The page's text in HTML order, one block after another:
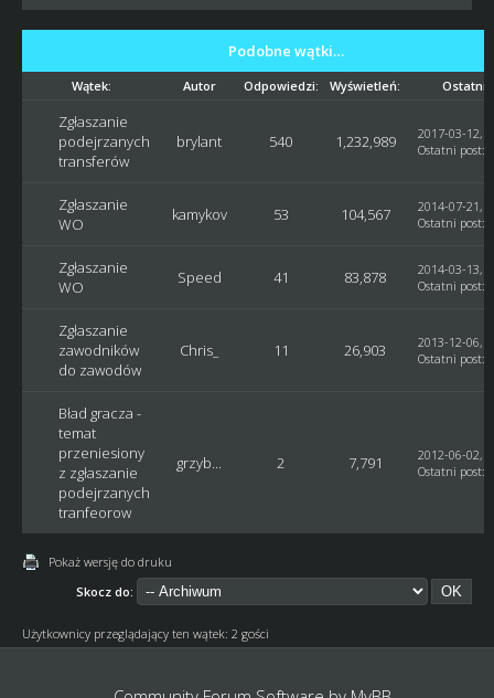
Podobne wątki…
Wątek: Autor Odpowiedzi: Wyświetleń: Ostatni
Zgłaszanie
podejrzanych
transferów
brylant 540 1,232,989
2017-03-12,
Ostatni post:
Zgłaszanie
WO
kamykov 53 104,567
2014-07-21,
Ostatni post:
Zgłaszanie
WO
Speed 41 83,878
2014-03-13,
Ostatni post:
Zgłaszanie
zawodników
do zawodów
Chris_ 11 26,903
2013-12-06,
Ostatni post:
Bład gracza -
temat
przeniesiony
z zgłaszanie
podejrzanych
tranfeorow
grzyb... 2 7,791
2012-06-02,
Ostatni post:
Pokaż wersję do druku
Skocz do:
Użytkownicy przeglądający ten wątek: 2 gości